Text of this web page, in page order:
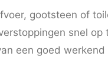
gootsteen of
snel
een goed